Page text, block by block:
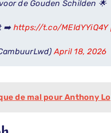
de Gouden Schilden 🌟
➡️ https://t.co/MEIdYYiQ4Y
April 18, 2026
de mal pour Anthony